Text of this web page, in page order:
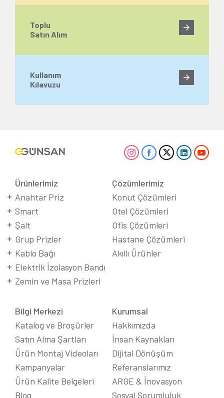
Toplu
Satın Alım
Kullanım
Kılavuzu
Ürünlerimiz
Anahtar Priz
Smart
Şalt
Grup Prizler
Kablo Bağı
Elektrik İzolasyon Bandı
Zemin ve Masa Prizleri
Çözümlerimiz
Konut Çözümleri
Otel Çözümleri
Ofis Çözümleri
Hastane Çözümleri
Akıllı Ürünler
Bilgi Merkezi
Katalog ve Broşürler
Satın Alma Şartları
Ürün Montaj Videoları
Kampanyalar
Ürün Kalite Belgeleri
Blog
Kurumsal
Hakkımızda
İnsan Kaynakları
Dijital Dönüşüm
Referanslarımız
ARGE & İnovasyon
Sosyal Sorumluluk